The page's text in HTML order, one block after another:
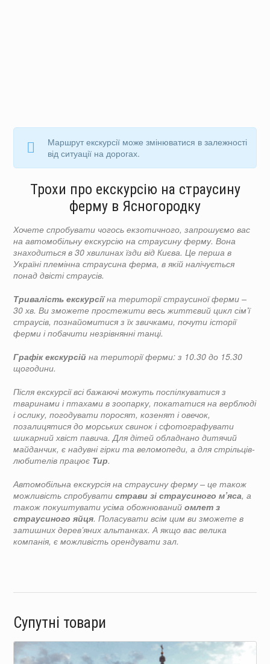
Маршрут екскурсії може змінюватися в залежності
від ситуації на дорогах.
Трохи про екскурсію на страусину
ферму в Ясногородку
Хочете спробувати чогось екзотичного, запрошуємо вас
на автомобільну екскурсію на страусину ферму. Вона
знаходиться в 30 хвилинах їзди від Києва. Це перша в
Україні племінна страусина ферма, в якій налічується
понад двісті страусів.
Тривалість екскурсіїна території страусиної ферми –
30 хв. Ви зможете простежити весь життєвий цикл сім’ї
страусів, познайомитися з їх звичками, почути історії
ферми і побачити незрівнянні танці.
Графік екскурсій на території ферми: з 10.30 до 15.30
щогодини.
Після екскурсії всі бажаючі можуть поспілкуватися з
тваринами і птахами в зоопарку, покататися на верблюді
і ослику, погодувати поросят, козенят і овечок,
позалицятися до морських свинок і сфотографувати
шикарний хвіст павича. Для дітей обладнано дитячий
майданчик, є надувні гірки та веломопеди, а для стрільців-
любителів працює Тир.
Автомобільна екскурсія на страусину ферму – це також
можливість спробуватистрави зі страусиного м’яса, а
також покуштувати усіма обожнюванийомлет з
страусиного яйця. Поласувати всім цим ви зможете в
затишних дерев’яних альтанках. А якщо вас велика
компанія, є можливість орендувати зал.
Супутні товари